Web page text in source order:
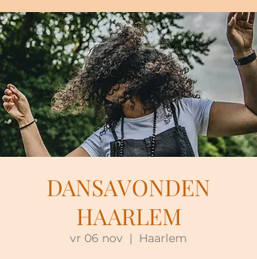
DANSAVONDEN
HAARLEM
vr 06 nov
  |
Haarlem